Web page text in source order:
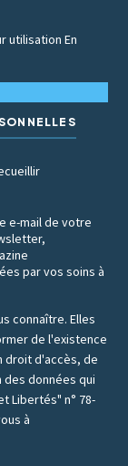
utilisationEn
e-mail de votre
par vos soins à
connaître. Elles
de l'existence
droit d'accès, de
données qui
Libertés" n° 78-
à